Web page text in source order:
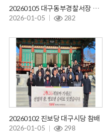
20260105 대구동부경찰서장 참배
2026-01-05 282
20260102 진보당 대구시당 참배
2026-01-05 298